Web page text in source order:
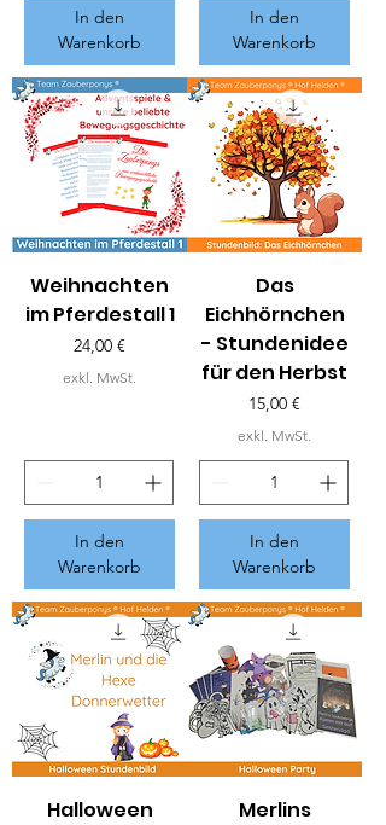
In den
Warenkorb
In den
Warenkorb
Weihnachten
im Pferdestall 1
Preis
24,00 €
exkl. MwSt.
In den
Warenkorb
Das
Eichhörnchen
- Stundenidee
für den Herbst
Preis
15,00 €
exkl. MwSt.
In den
Warenkorb
Halloween
Merlins